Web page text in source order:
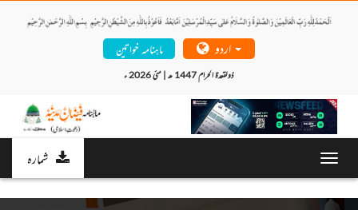
ماہنامہ خواتین
ذولقعدۃ الحرام 1447 ھ | مئی 2026 ء
شمارہ